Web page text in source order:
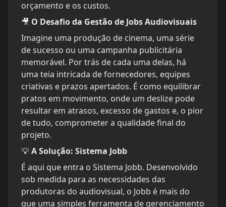
🎥
Imagine uma produção de cinema, uma série
de sucesso ou uma campanha publicitária
memorável. Por trás de cada uma delas, há
uma teia intricada de fornecedores, equipes
criativas e prazos apertados. É como equilibrar
pratos em movimento, onde um deslize pode
resultar em atrasos, excesso de gastos e, o pior
de tudo, comprometer a qualidade final do
💡 A Solução: Sistema Jobb
É aqui que entra o Sistema Jobb. Desenvolvido
sob medida para as necessidades das
produtoras do audiovisual, o Jobb é mais do
que uma simples ferramenta de gerenciamento